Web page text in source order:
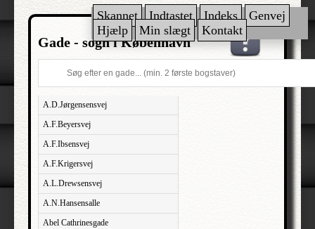
Skannet Indtastet Indeks
Genvej
Hjælp
Min slægt Kontakt
Gade - sogn i København
A.D.Jørgensensvej
A.F.Beyersvej
A.F.Ibsensvej
A.F.Krigersvej
A.L.Drewsensvej
A.N.Hansensalle
Abel Cathrinesgade